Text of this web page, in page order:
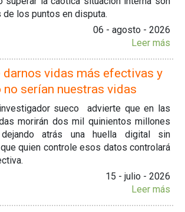
de los puntos en disputa.
06 - agosto - 2026
Leer más
darnos vidas más efectivas y
serían nuestras vidas
sueco advierte que en las
morirán dos mil quinientos millones
atrás una huella digital sin
quien controle esos datos controlará
15 - julio - 2026
Leer más